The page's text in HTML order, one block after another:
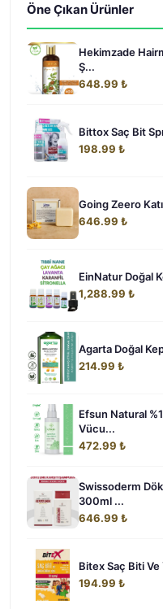
Öne Çıkan Ürünler
Hekimzade
Ş...
648.99 ₺
Bittox Saç Bit
198.99 ₺
Going Zeero
646.99 ₺
EinNatur Doğal
1,288.99 ₺
Agarta Doğal
214.99 ₺
Efsun Natural
Vücu...
472.99 ₺
Swissoderm
300ml ...
646.99 ₺
Bitex Saç Biti Ve
194.99 ₺